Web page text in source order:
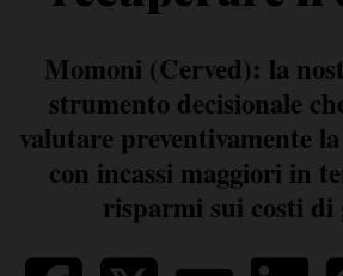
Momoni (Cerved): la
strumento decisionale
valutare preventivamente
con incassi maggiori in
risparmi sui costi di